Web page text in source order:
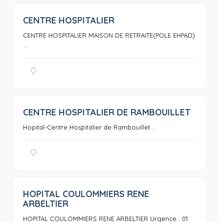
CENTRE HOSPITALIER
CENTRE HOSPITALIER MAISON DE RETRAITE(POLE EHPAD)
0
CENTRE HOSPITALIER DE RAMBOUILLET
Hopital-Centre Hospitalier de Rambouillet ...
HOPITAL COULOMMIERS RENE
ARBELTIER
HOPITAL COULOMMIERS RENE ARBELTIER Urgence : 01